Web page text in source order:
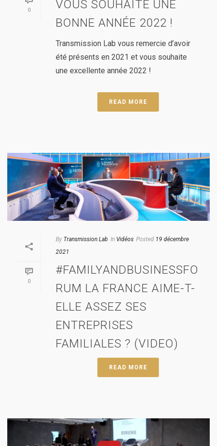
0
VOUS SOUHAITE UNE
BONNE ANNÉE 2022 !
Transmission Lab vous remercie d’avoir
été présents en 2021 et vous souhaite
une excellente année 2022 !
READ MORE
0
By Transmission Lab In Vidéos Posted 19 décembre
2021
#FAMILYANDBUSINESSFO
RUM LA FRANCE AIME-T-
ELLE ASSEZ SES
ENTREPRISES
FAMILIALES ? (VIDEO)
READ MORE